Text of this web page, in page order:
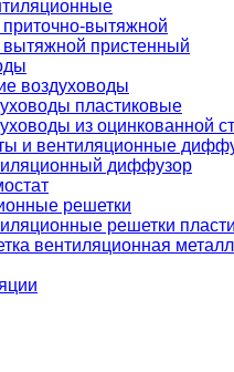
приточно-вытяжной
вытяжной пристенный
воздуховоды
пластиковые
из оцинкованной
и вентиляционные
диффузор
решетки
решетки
вентиляционная